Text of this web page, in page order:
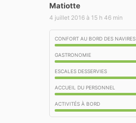
Matiotte
i
:
4 juillet 2016 à 15 h 46 min
CONFORT AU BORD DES NAVIRES
GASTRONOMIE
ESCALES DESSERVIES
ACCUEIL DU PERSONNEL
ACTIVITÉS À BORD